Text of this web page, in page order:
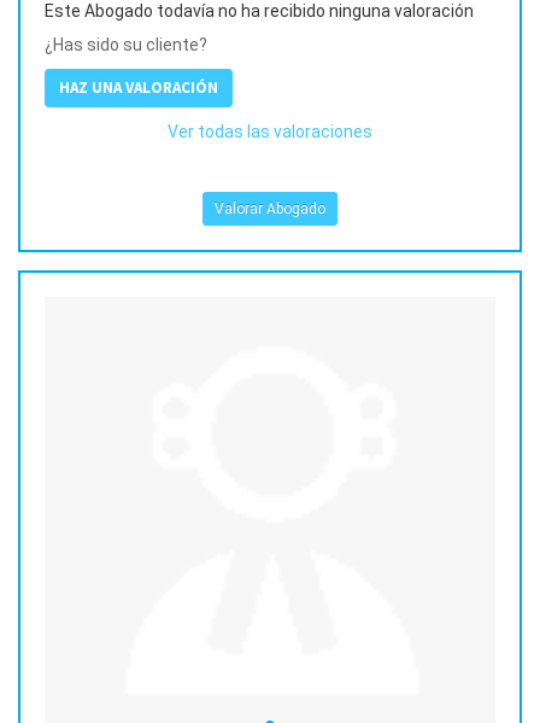
Este Abogado todavía no ha recibido ninguna valoración
¿Has sido su cliente?
HAZ UNA VALORACIÓN
Ver todas las valoraciones
Valorar Abogado